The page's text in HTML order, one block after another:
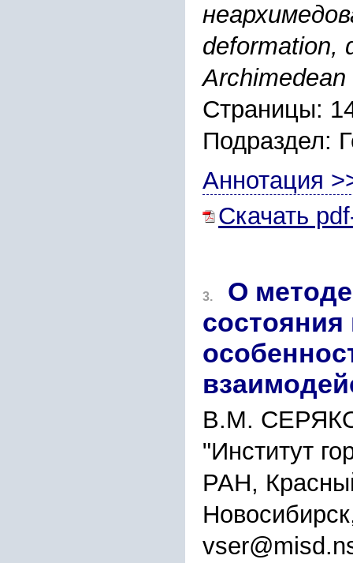
deformation,
Archimedean
Страницы:
Подраздел:
Аннотация
Скачать
3.
О
В.М.
"Институт
РАН,